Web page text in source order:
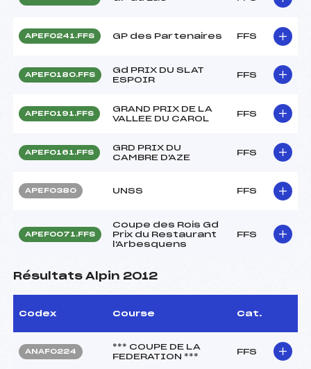
APEF0241.FFS GP des Partenaires FFS
APEF0180.FFS
Gd PRIX DU SLAT
ESPOIR
FFS
APEF0191.FFS
GRAND PRIX DE LA
VALLEE DU CAROL
FFS
APEF0161.FFS
GRD PRIX DU
CAMBRE D'AZE
FFS
APEF0380 UNSS FFS
APEF0071.FFS
Coupe des Rois Gd
Prix du Restaurant
l'Arbesquens
FFS
Résultats Alpin 2012
Codex Course Cat.
ANAF0224
*** COUPE DE LA
FEDERATION ***
FFS